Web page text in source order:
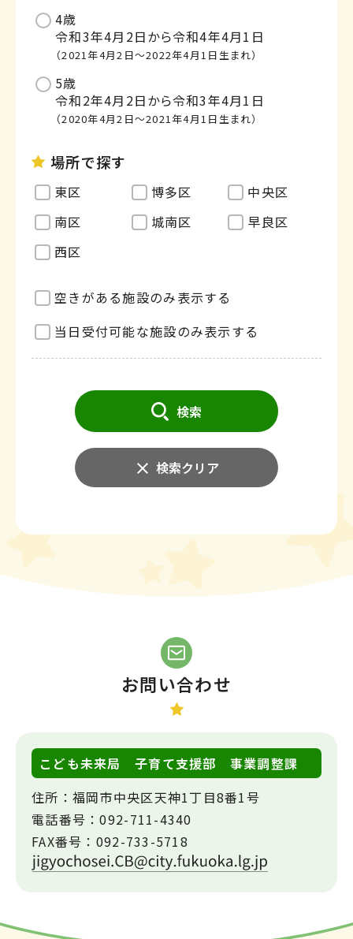
4歳
令和3年4月2日から令和4年4月1日
（2021年4月2日～2022年4月1日生まれ）
5歳
令和2年4月2日から令和3年4月1日
（2020年4月2日～2021年4月1日生まれ）
場所で探す
東区 博多区
中央区
南区
城南区
早良区
西区
空きがある施設のみ表示する
当日受付可能な施設のみ表示する
検索
検索クリア
お問い合わせ
こども未来局 子育て支援部 事業調整課
住所： 福岡市中央区天神1丁目8番1号
電話番号：092-711-4340
FAX番号： 092-733-5718